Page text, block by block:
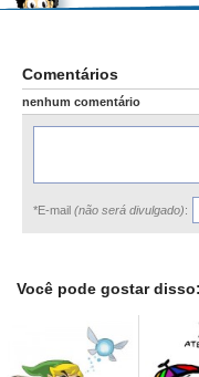
Comentários
nenhum comentário
*E-mail (não será divulgado):
Você pode gostar disso: